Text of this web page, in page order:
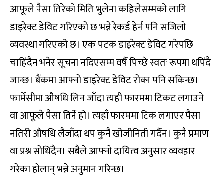
आफूले पैसा तिरेको मिति भुलेमा कहिलेसम्मको लागि
डाइरेक्ट डेविट गरिएको छ भन्ने रेकर्ड हेर्न पनि सजिलो
व्यवस्था गरिएको छ। एक पटक डाइरेक्ट डेविट गरेपछि
चाहिंदैन भनेर सूचना नदिएसम्म वर्षै पिच्छे स्वतः रूपमा थपिंदै
जान्छ। बैंकमा आफ्नो डाइरेक्ट डेविट रोक्न पनि सकिन्छ।
फार्मेसीमा औषधि लिन जाँदा त्यही फारममा टिकट लगाउने
वा आफूले पैसा तिर्ने हो। त्यहाँ फारममा टिक लगाएर पैसा
नतिरी औषधि लैजाँदा थप कुनै खोजीनिती गर्दैन। कुनै प्रमाण
वा प्रश्न सोधिंदैन। सबैले आफ्नो दायित्व अनुसार व्यवहार
गरेका होलान् भन्ने अनुमान गरिन्छ।